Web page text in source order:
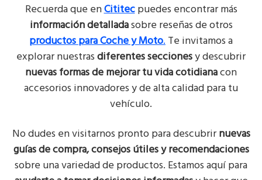
Recuerda que enCititecpuedes encontrar más
información detalladasobre reseñas de otros
productos para Coche y Moto.Te invitamos a
explorar nuestrasdiferentes seccionesy descubrir
nuevas formas de mejorar tu vida cotidianacon
accesorios innovadores y de alta calidad para tu
vehículo.
No dudes en visitarnos pronto para descubrirnuevas
guías de compra, consejos útiles y recomendaciones
sobre una variedad de productos. Estamos aquí para